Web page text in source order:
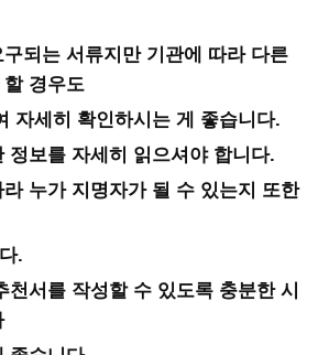
되는 서류지만 기관에 따라 다른
경우도
자세히 확인하시는 게 좋습니다.
정보를 자세히 읽으셔야 합니다.
누가 지명자가 될 수 있는지 또한
.
천서를 작성할 수 있도록 충분한 시